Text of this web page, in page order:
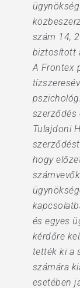
szám 14,
biztosított
A Frontex
szerződés
Tulajdoni
hogy
és egyes
kérdőre
tették ki a
számára
esetében